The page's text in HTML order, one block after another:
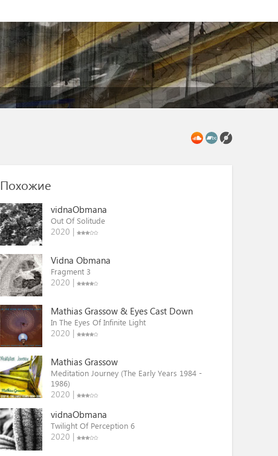
Похожие
vidnaObmana
Out Of Solitude
2020 |
Vidna Obmana
Fragment 3
2020 |
Mathias Grassow & Eyes Cast Down
In The Eyes Of Infinite Light
2020 |
Mathias Grassow
Meditation Journey (The Early Years 1984 -
1986)
2020 |
vidnaObmana
Twilight Of Perception 6
2020 |